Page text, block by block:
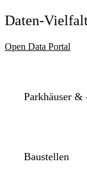
Daten-
Open Data Portal
Parkhäuser &
Baustellen